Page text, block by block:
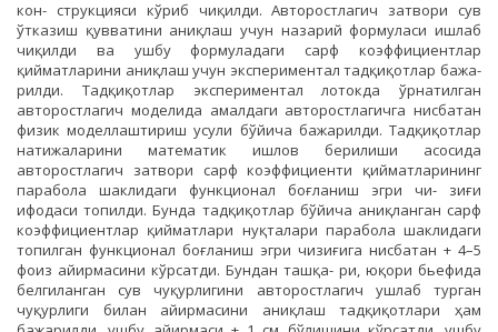
кон- струкцияси кўриб чиқилди. Авторостлагич затвори сув
ўтказиш қувватини аниқлаш учун назарий формуласи ишлаб
чиқилди ва ушбу формуладаги сарф коэффициентлар
қийматларини аниқлаш учун экспериментал тадқиқотлар бажа-
рилди. Тадқиқотлар экспериментал лотокда ўрнатилган
авторостлагич моделида амалдаги авторостлагичга нисбатан
физик моделлаштириш усули бўйича бажарилди. Тадқиқотлар
натижаларини математик ишлов берилиши асосида
авторостлагич затвори сарф коэффициенти қийматларининг
парабола шаклидаги функционал боғланиш эгри чи- зиғи
ифодаси топилди. Бунда тадқиқотлар бўйича аниқланган сарф
коэффициентлар қийматлари нуқталари парабола шаклидаги
топилган функционал боғланиш эгри чизиғига нисбатан + 4–5
фоиз айирмасини кўрсатди. Бундан ташқа- ри, юқори бьефида
белгиланган сув чуқурлигини авторостлагич ушлаб турган
чуқурлиги билан айирмасини аниқлаш тадқиқотлари ҳам